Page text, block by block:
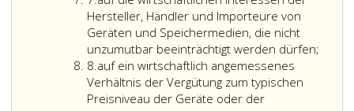
7
Hersteller, Händler und Importeure von
Geräten und Speichermedien, die nicht
unzumutbar beeinträchtigt werden dürfen;
8.Ziffer
8
auf ein wirtschaftlich angemessenes
Verhältnis der Vergütung zum typischen
Preisniveau der Geräte oder der